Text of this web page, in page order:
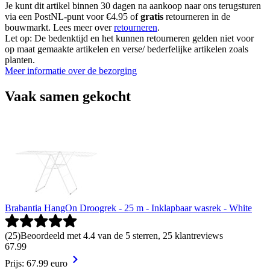
Je kunt dit artikel binnen 30 dagen na aankoop naar ons terugsturen
via een PostNL-punt voor €4.95 ofgratis retourneren in de
bouwmarkt. Lees meer overretourneren.
Let op: De bedenktijd en het kunnen retourneren gelden niet voor
op maat gemaakte artikelen en verse/ bederfelijke artikelen zoals
planten.
Meer informatie over de bezorging
Vaak samen gekocht
Brabantia HangOn Droogrek - 25 m - Inklapbaar wasrek - White
(25)Beoordeeld met 4.4 van de 5 sterren, 25 klantreviews
67.99
Prijs: 67.99 euro